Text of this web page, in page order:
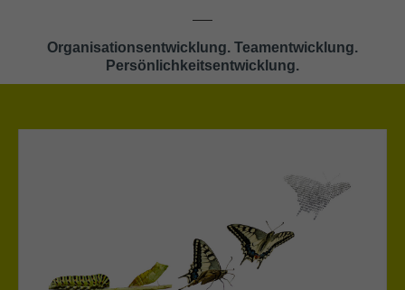
Organisationsentwicklung. Teamentwicklung.
Persönlichkeitsentwicklung.